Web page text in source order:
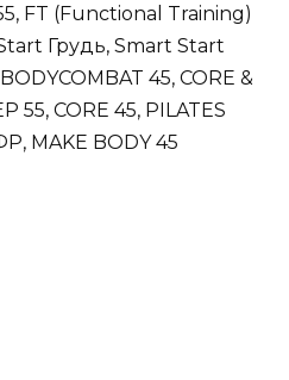
FT (Functional Training)
Грудь, Smart Start
45, CORE &
55, CORE 45, PILATES
MAKE BODY 45